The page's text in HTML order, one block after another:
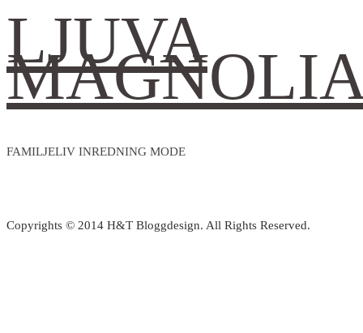
LJUVA
FAMILJELIV INREDNING MODE
Copyrights © 2014 H&T Bloggdesign. All Rights Reserved.